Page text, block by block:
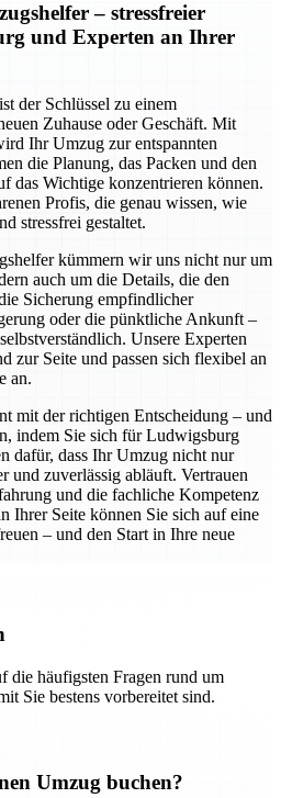
– stressfreier
und Experten an Ihrer
der Schlüssel zu einem
Zuhause oder Geschäft. Mit
Ihr Umzug zur entspannten
die Planung, das Packen und den
das Wichtige konzentrieren können.
Profis, die genau wissen, wie
stressfrei gestaltet.
kümmern wir uns nicht nur um
auch um die Details, die den
Sicherung empfindlicher
oder die pünktliche Ankunft –
Unsere Experten
zur Seite und passen sich flexibel an
an.
mit der richtigen Entscheidung – und
indem Sie sich für Ludwigsburg
dafür, dass Ihr Umzug nicht nur
und zuverlässig abläuft. Vertrauen
und die fachliche Kompetenz
Ihrer Seite können Sie sich auf eine
– und den Start in Ihre neue
die häufigsten Fragen rund um
Sie bestens vorbereitet sind.
Umzug buchen?